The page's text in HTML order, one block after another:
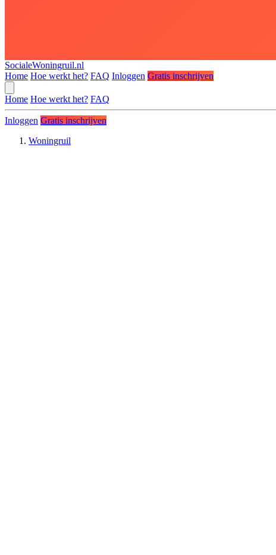
SocialeWoningruil.nl
Home Hoe werkt het? FAQ Inloggen Gratis inschrijven
Home Hoe werkt het? FAQ
Inloggen Gratis inschrijven
Woningruil